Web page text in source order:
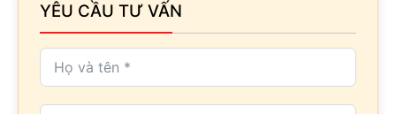
YÊU CẦU TƯ VẤN